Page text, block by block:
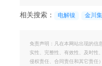
相关搜索： 电解镍 金川
免责声明：凡在本网站出现的信
实性、完整性、有效性、及时性
侵权责任、合同责任和其它责任